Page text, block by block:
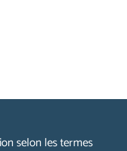
selon les termes